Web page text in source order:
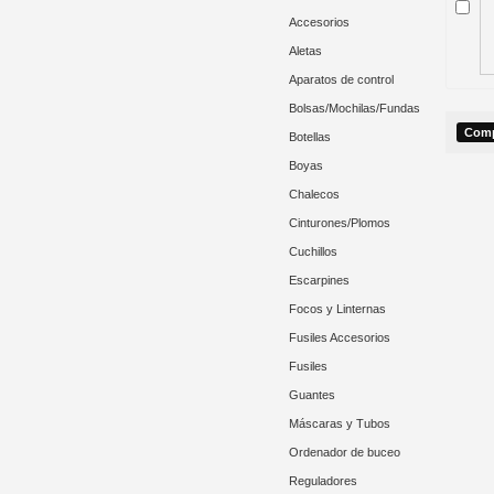
Accesorios
Aletas
Aparatos de control
Bolsas/Mochilas/Fundas
Botellas
Boyas
Chalecos
Cinturones/Plomos
Cuchillos
Escarpines
Focos y Linternas
Fusiles Accesorios
Fusiles
Guantes
Máscaras y Tubos
Ordenador de buceo
Reguladores